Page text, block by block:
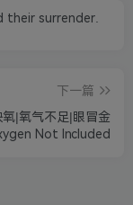
their surrender.
下一篇
氧|氧气不足|眼冒金
Not Included